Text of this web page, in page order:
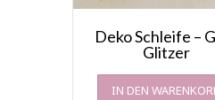
Deko Schleife –
Glitzer
IN DEN